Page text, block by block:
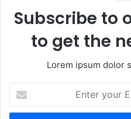
Subscribe to
to get the
Lorem ipsum dolor
your
Email